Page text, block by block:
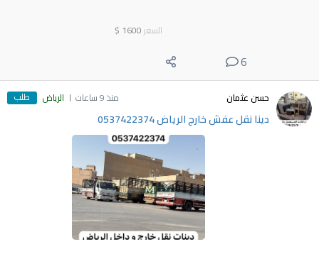
السعر 1600
$
6
حسن عثمان منذ 9 ساعات الرياض طلب
دينا نقل عفش خارج الرياض 0537422374